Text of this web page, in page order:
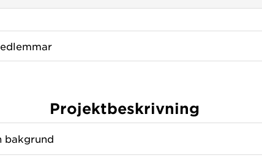
Projektbeskrivning
bakgrund